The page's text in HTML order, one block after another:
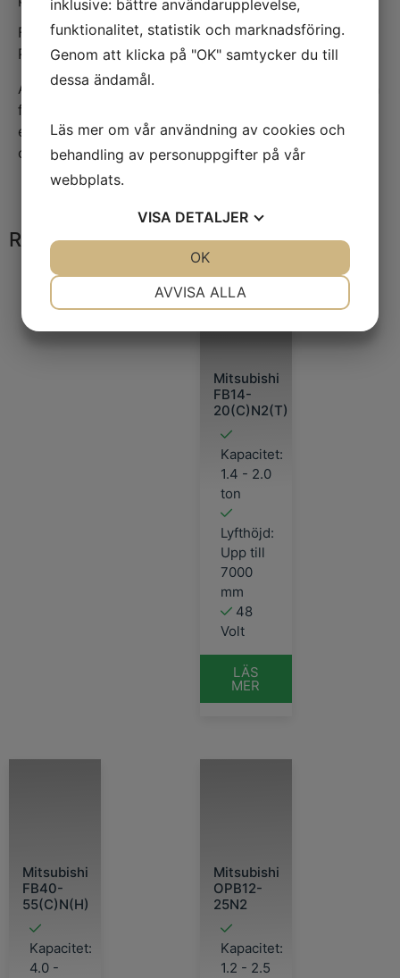
För att förhindra obehörig användning har den en
PIN-kod som standard.
AXiA EM har som tillval initiallyft som gör att den kan
fungera som en dubbel pallhanterare för maximal
effektivitet, samt enkel användning på ramper och
ojämna golv.
Relaterade produkter
Mitsubishi
FB14-
20(C)N2(T)
Kapacitet:
1.4 - 2.0
ton
Lyfthöjd:
Upp till
7000
mm
48
Volt
LÄS
MER
Mitsubishi
FB40-
55(C)N(H)
Kapacitet:
4.0 -
Mitsubishi
OPB12-
25N2
Kapacitet:
1.2 - 2.5
inklusive: bättre användarupplevelse,
funktionalitet, statistik och marknadsföring.
Genom att klicka på "OK" samtycker du till
dessa ändamål.
Läs mer om vår användning av cookies och
behandling av personuppgifter på vår
webbplats.
VISA DETALJER
AVVISA ALLA
OK